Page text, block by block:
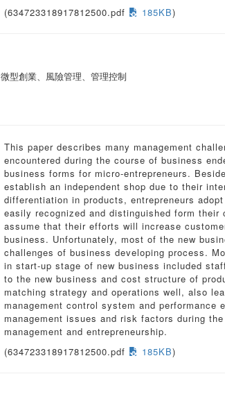
(634723318917812500.pdf
185KB)
微型創業、風險管理、管理控制
This paper describes many management
encountered during the course of business
business forms for micro-entrepreneurs.
establish an independent shop due to their
differentiation in products, entrepreneurs
easily recognized and distinguished form
assume that their efforts will increase
business. Unfortunately, most of the new
challenges of business developing process.
in start-up stage of new business included
to the new business and cost structure of
matching strategy and operations well, also
management control system and
management issues and risk factors during
management and entrepreneurship.
(634723318917812500.pdf
185KB)